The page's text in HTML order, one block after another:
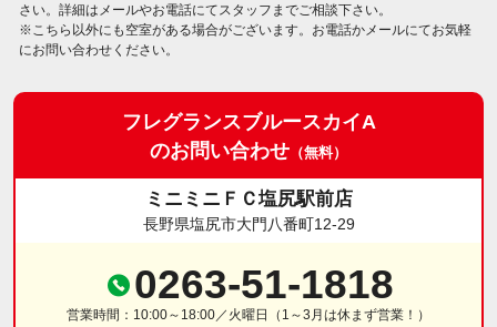
さい。詳細はメールやお電話にてスタッフまでご相談下さい。
※こちら以外にも空室がある場合がございます。お電話かメールにてお気軽
にお問い合わせください。
フレグランスブルースカイA
のお問い合わせ （無料）
ミニミニＦＣ塩尻駅前店
長野県塩尻市大門八番町12-29
0263-51-1818
営業時間：10:00～18:00／火曜日（1～3月は休まず営業！）